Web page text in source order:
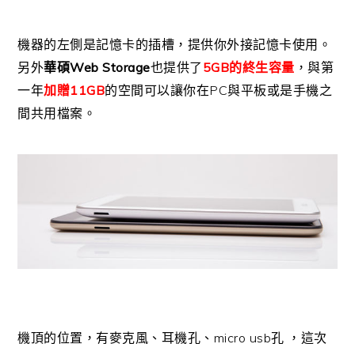
機器的左側是記憶卡的插槽，提供你外接記憶卡使用。
另外華碩Web Storage也提供了 5GB的終生容量 ，與第
一年加贈11GB的空間可以讓你在PC與平板或是手機之
間共用檔案。
機頂的位置，有麥克風、耳機孔、 micro usb孔
，這次